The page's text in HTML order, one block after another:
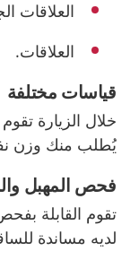
العلاقات
العلاقات.
قياسات مختلفة
خلال الزيارة
يُطلب منك وزن
فحص المهبل
تقوم القابلة
لديه مساندة